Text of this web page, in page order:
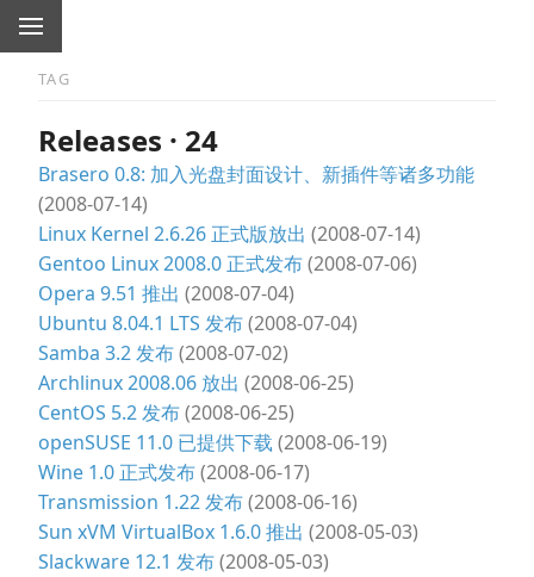
TAG
Releases · 24
Brasero 0.8: 加入光盘封面设计、新插件等诸多功能
(2008-07-14)
Linux Kernel 2.6.26 正式版放出 (2008-07-14)
Gentoo Linux 2008.0 正式发布(2008-07-06)
Opera 9.51 推出 (2008-07-04)
Ubuntu 8.04.1 LTS 发布(2008-07-04)
Samba 3.2 发布(2008-07-02)
Archlinux 2008.06 放出 (2008-06-25)
CentOS 5.2 发布(2008-06-25)
openSUSE 11.0 已提供下载(2008-06-19)
Wine 1.0 正式发布(2008-06-17)
Transmission 1.22 发布(2008-06-16)
Sun xVM VirtualBox 1.6.0 推出 (2008-05-03)
Slackware 12.1 发布(2008-05-03)